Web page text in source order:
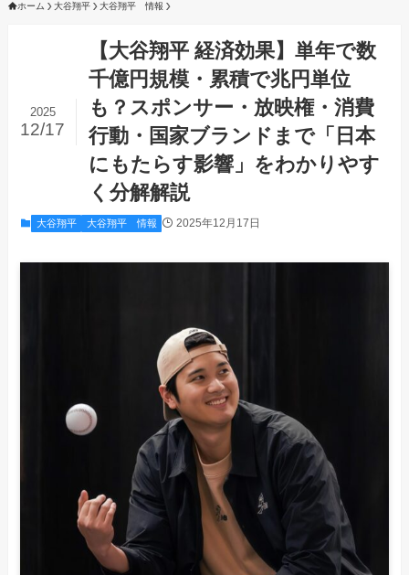
ホーム 大谷翔平 大谷翔平 情報
【大谷翔平 経済効果】単年で数
千億円規模・累積で兆円単位
も？スポンサー・放映権・消費
行動・国家ブランドまで「日本
にもたらす影響」をわかりやす
く分解解説
2025
12/17
大谷翔平 大谷翔平 情報 2025年12月17日